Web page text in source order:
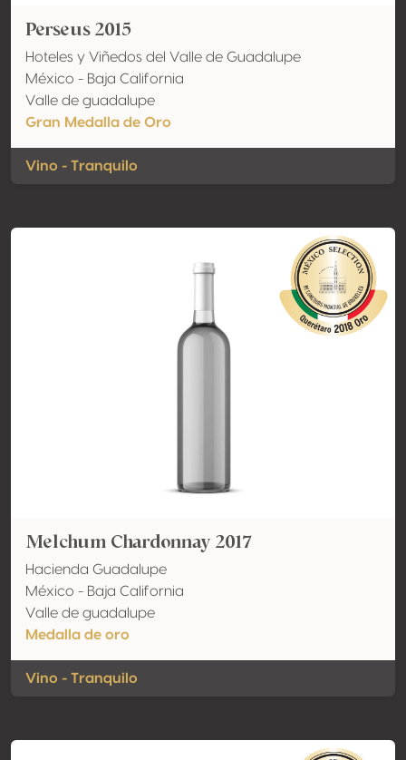
Perseus 2015
Hoteles y Viñedos del Valle de Guadalupe
México - Baja California
Valle de guadalupe
Gran Medalla de Oro
Vino - Tranquilo
Melchum Chardonnay 2017
Hacienda Guadalupe
México - Baja California
Valle de guadalupe
Medalla de oro
Vino - Tranquilo